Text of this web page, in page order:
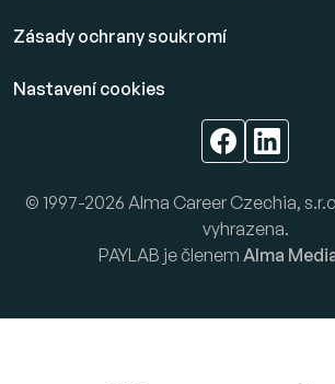
Zásady ochrany soukromí
Nastavení cookies
© 1997-2026 Alma Career Czechia,
vyhrazena.
PAYLAB je členem Alma